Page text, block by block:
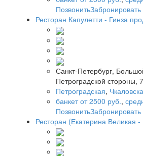
ПозвонитьЗабронировать
Ресторан Капулетти - Гинза
Санкт-Петербург,
Петроградской стороны,
Петроградская,
банкет от 2500 руб.,
ПозвонитьЗабронировать
Ресторан (Екатерина Великая